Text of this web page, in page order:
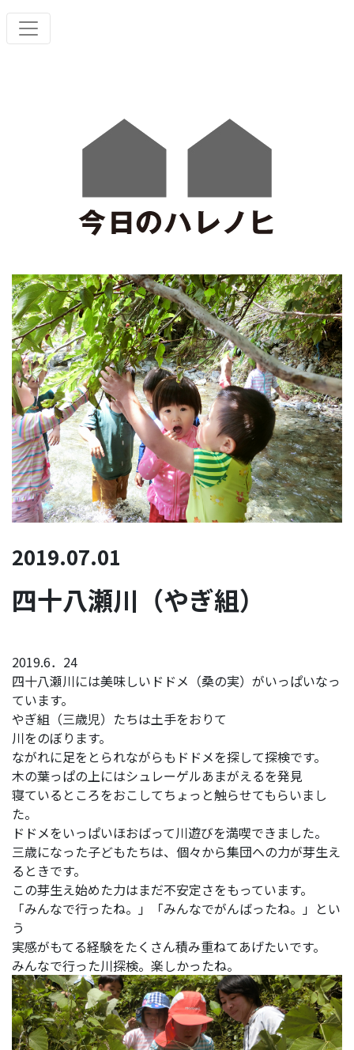
2019.07.01
四十八瀬川（やぎ組）
2019.6．24
四十八瀬川には美味しいドドメ（桑の実）がいっぱいなっ
ています。
やぎ組（三歳児）たちは土手をおりて
川をのぼります。
ながれに足をとられながらもドドメを探して探検です。
木の葉っぱの上にはシュレーゲルあまがえるを発見
寝ているところをおこしてちょっと触らせてもらいまし
た。
ドドメをいっぱいほおばって川遊びを満喫できました。
三歳になった子どもたちは、個々から集団への力が芽生え
るときです。
この芽生え始めた力はまだ不安定さをもっています。
「みんなで行ったね。」「みんなでがんばったね。」とい
う
実感がもてる経験をたくさん積み重ねてあげたいです。
みんなで行った川探検。楽しかったね。